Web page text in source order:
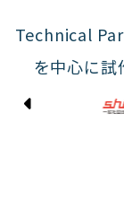
Technical
を中心に試